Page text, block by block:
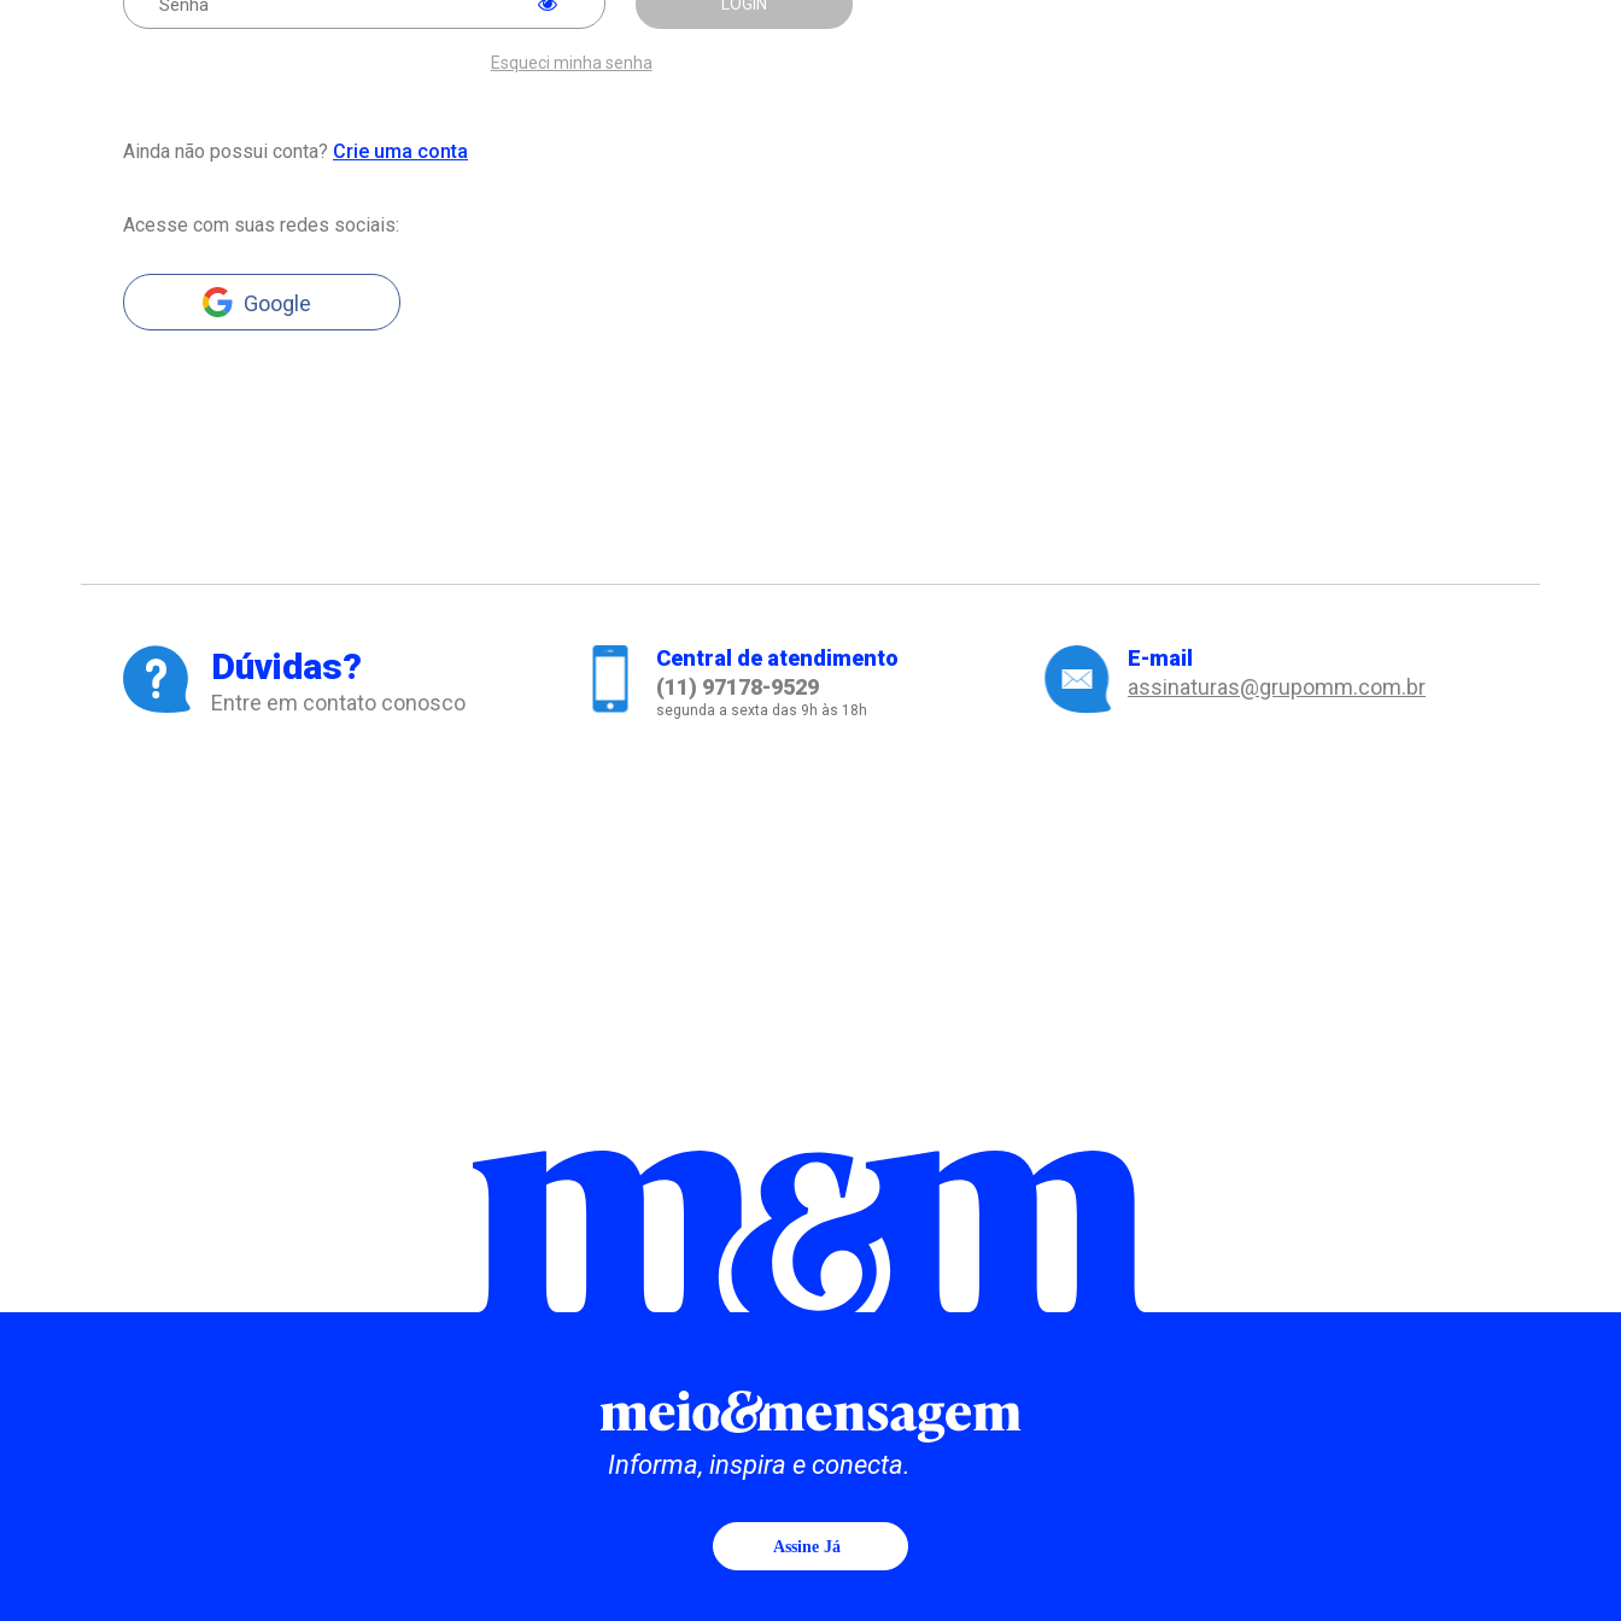
Esqueci minha senha
Ainda não possui conta? Crie uma conta
Acesse com suas redes sociais:
Google
Dúvidas?
Entre em contato conosco
Central de atendimento
(11) 97178-9529
segunda a sexta das 9h às 18h
E-mail
assinaturas@grupomm.com.br
Informa, inspira e conecta.
Assine Já